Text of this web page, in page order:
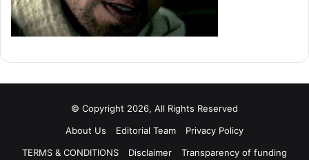
© Copyright 2026, All Rights Reserved
About Us
Editorial Team
Privacy Policy
TERMS & CONDITIONS
Disclaimer
Transparency of funding